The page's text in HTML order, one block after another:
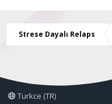
Strese Dayalı Relaps
Turkce (TR)